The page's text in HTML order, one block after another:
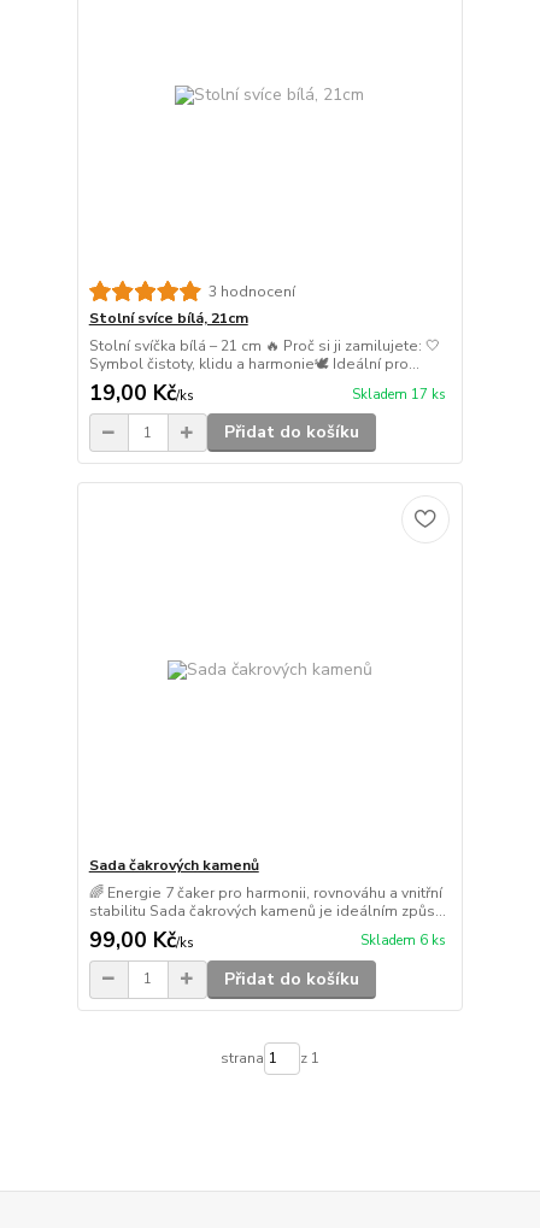
3 hodnocení
Stolní svíce bílá, 21cm
Stolní svíčka bílá – 21 cm 🔥 Proč si ji zamilujete: 🤍
Symbol čistoty, klidu a harmonie🕊️ Ideální pro...
19,00 Kč/ks Skladem 17 ks
Přidat do košíku
Sada čakrových kamenů
🌈 Energie 7 čaker pro harmonii, rovnováhu a vnitřní
stabilitu Sada čakrových kamenů je ideálním způs...
99,00 Kč/ks Skladem 6 ks
Přidat do košíku
strana z 1